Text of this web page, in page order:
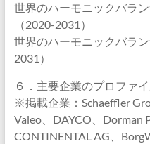
世界のハーモニックバラ
（2020-2031）
世界のハーモニックバラ
2031）
６．主要企業のプロファ
※掲載企業：Schaeffler
Valeo、DAYCO、Dorman
CONTINENTAL AG、